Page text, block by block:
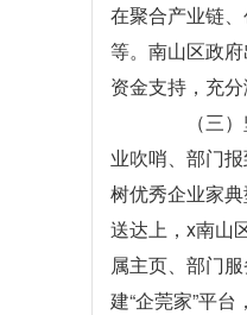
在聚合产业链
等。南山区政
资金支持，充分
（三）坚
业吹哨、部门
树优秀企业家
送达上，x南山
属主页、部门
建“企莞家”平